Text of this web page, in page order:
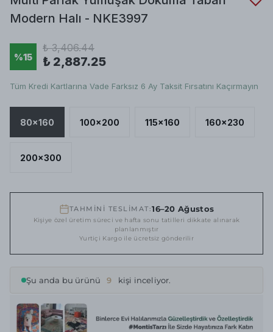
Modern Halı - NKE3997
%15
₺ 3,406.44
₺ 2,887.25
Tüm Kredi Kartlarına Vade Farksız 6 Ay Taksit Fırsatını Kaçırmayın
80x160 100x200 115x160 160x230
200x300
TAHMİNİ TESLİMAT:16–20 Ağustos
Kişiye özel üretim süreci ve hafta sonu tatilleri dikkate alınarak
planlanmıştır
Yurtiçi Kargo ile ücretsiz gönderilir
Şu anda bu ürünü 9 kişi inceliyor.